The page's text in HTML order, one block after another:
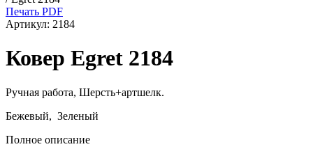
Печать PDF
Артикул: 2184
Ковер Egret 2184
Ручная работа, Шерсть+артшелк.
Бежевый, Зеленый
Полное описание